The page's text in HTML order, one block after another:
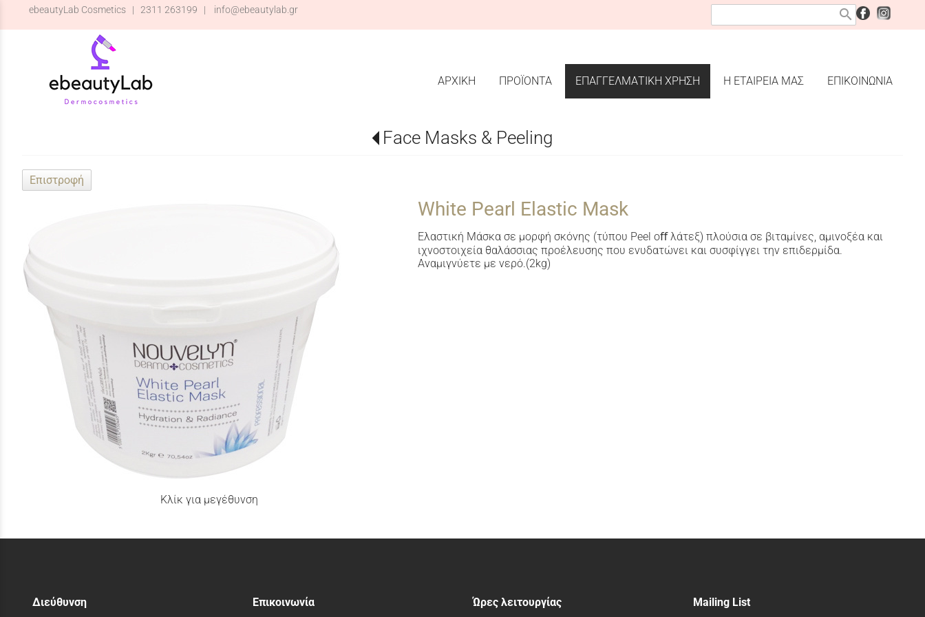
ebeautyLab Cosmetics | 2311 263199 | info@ebeautylab.gr search
ΑΡΧΙΚΗ ΠΡΟΪΟΝΤΑ ΕΠΑΓΓΕΛΜΑΤΙΚΗ ΧΡΗΣΗ Η ΕΤΑΙΡΕΙΑ ΜΑΣ ΕΠΙΚΟΙΝΩΝΙΑ
Face Masks & Peeling
Επιστροφή
Κλίκ για μεγέθυνση
White Pearl Elastic Mask
Ελαστική Μάσκα σε μορφή σκόνης (τύπου Peel oﬀ λάτεξ) πλούσια σε βιταμίνες, αμινοξέα και
ιχνοστοιχεία θαλάσσιας προέλευσης που ενυδατώνει και συσφίγγει την επιδερμίδα.
Αναμιγνύετε µε νερό.(2kg)
Διεύθυνση Επικοινωνία Ώρες λειτουργίας Mailing List